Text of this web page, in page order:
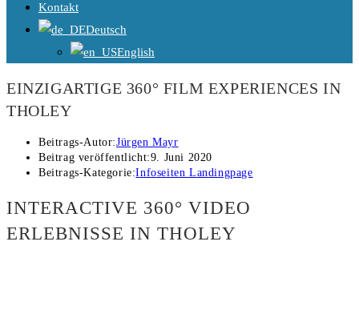
Kontakt
Deutsch
English
EINZIGARTIGE 360° FILM EXPERIENCES IN
THOLEY
Beitrags-Autor:Jürgen Mayr
Beitrag veröffentlicht:9. Juni 2020
Beitrags-Kategorie:Infoseiten Landingpage
INTERACTIVE 360° VIDEO
ERLEBNISSE IN THOLEY